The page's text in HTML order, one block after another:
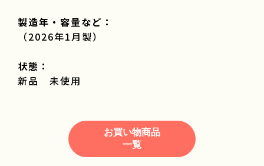
製造年・容量など：
（2026年1月製）
状態：
新品 未使用
お買い物商品
一覧